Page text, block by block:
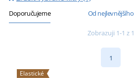
Doporučujeme Od nejlevnějšího
Zobrazuji 1-1 z 1
1
Elastické